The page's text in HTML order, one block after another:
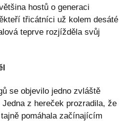
hostů o generaci
třicátníci už kolem desáté
teprve rozjížděla svůj
se objevilo jedno zvláště
z hereček prozradila, že
pomáhala začínajícím